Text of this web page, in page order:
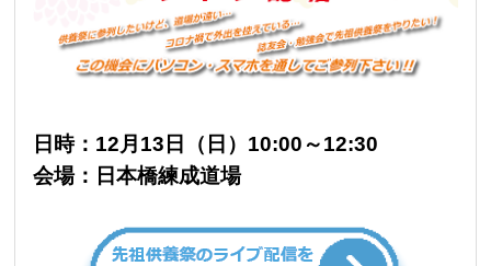
日時：12月13日（日）10:00～12:30
会場：日本橋練成道場